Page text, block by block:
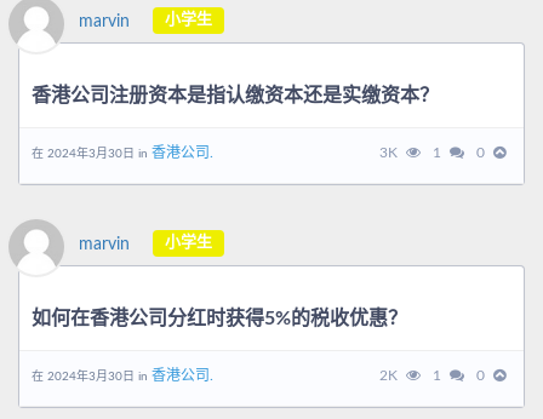
marvin 小学生
香港公司注册资本是指认缴资本还是实缴资本？
在 2024年3月30日 in 香港公司. 3K 1 0
marvin 小学生
如何在香港公司分红时获得5%的税收优惠？
在 2024年3月30日 in 香港公司. 2K 1 0